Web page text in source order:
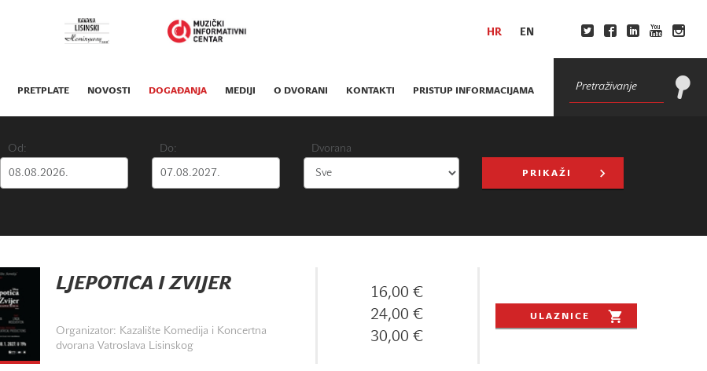
HR EN
PRETPLATE NOVOSTI DOGAĐANJA MEDIJI O DVORANI KONTAKTI PRISTUP INFORMACIJAMA
Od: Do: Dvorana
PRIKAŽI
LJEPOTICA I ZVIJER
Organizator: Kazalište Komedija i Koncertna
dvorana Vatroslava Lisinskog
16,00 €
24,00 €
30,00 €
ULAZNICE